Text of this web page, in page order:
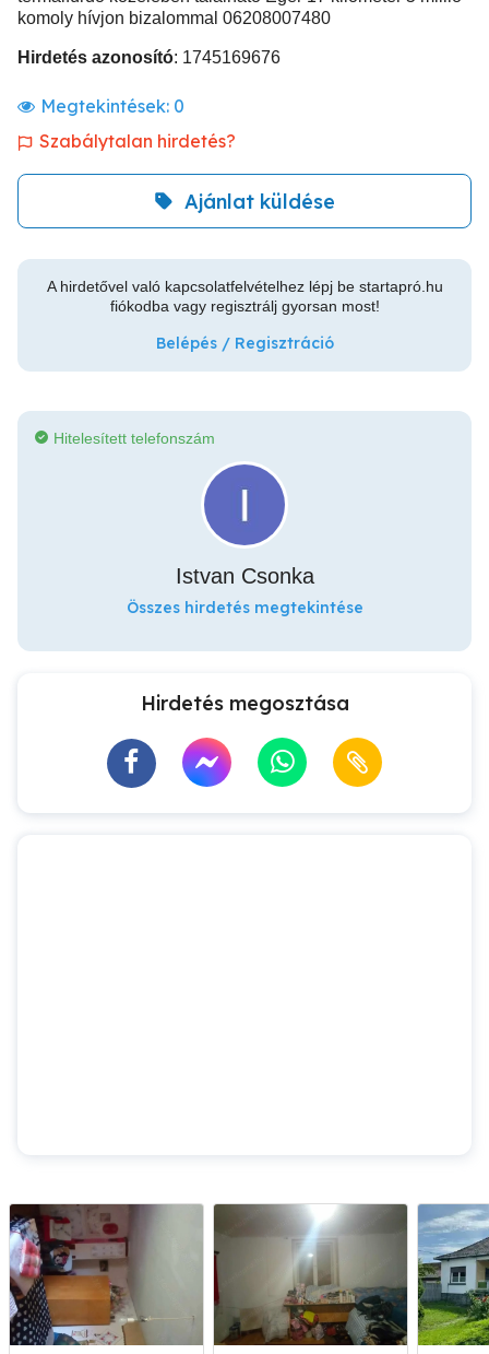
komoly hívjon bizalommal 06208007480
Hirdetés azonosító: 1745169676
Megtekintések: 0
Szabálytalan hirdetés?
Ajánlat küldése
A hirdetővel való kapcsolatfelvételhez lépj be startapró.hu
fiókodba vagy regisztrálj gyorsan most!
Belépés / Regisztráció
Hitelesített telefonszám
Istvan Csonka
Összes hirdetés megtekintése
Hirdetés megosztása